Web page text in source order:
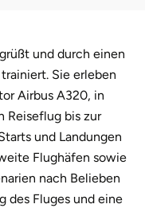
und durch einen
Sie erleben
Airbus A320, in
Reiseflug bis zur
und Landungen
Flughäfen sowie
nach Belieben
des Fluges und eine